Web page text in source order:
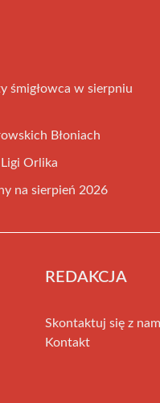
śmigłowca w sierpniu
Błoniach
Orlika
na sierpień 2026
REDAKCJA
Skontaktuj się z
Kontakt